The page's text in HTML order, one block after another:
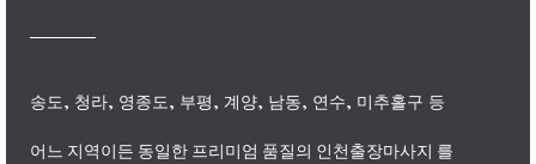
송도, 청라, 영종도, 부평, 계양, 남동, 연수, 미추홀구 등
어느 지역이든 동일한 프리미엄 품질의 인천출장마사지 를